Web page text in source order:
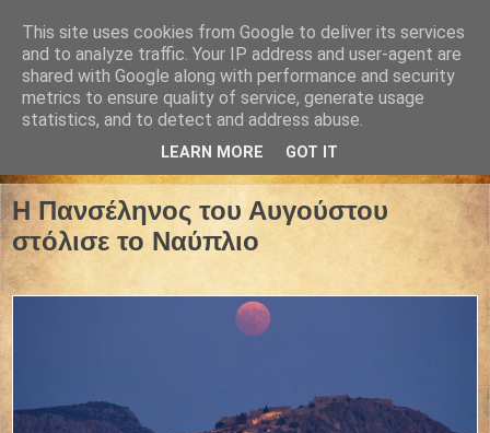
09 Αυγούστου 2025
Η Πανσέληνος του Αυγούστου
στόλισε το Ναύπλιο
This site uses cookies from Google to deliver its services
and to analyze traffic. Your IP address and user-agent are
shared with Google along with performance and security
metrics to ensure quality of service, generate usage
statistics, and to detect and address abuse.
LEARN MORE GOT IT